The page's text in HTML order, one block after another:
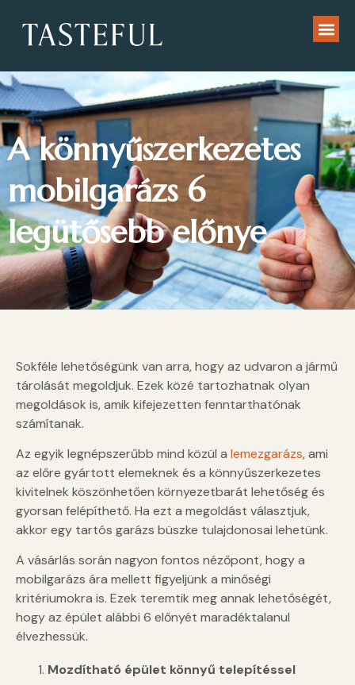
A könnyűszerkezetes
mobilgarázs 6
legütősebb előnye
Sokféle lehetőségünk van arra, hogy az udvaron a jármű
tárolását megoldjuk. Ezek közé tartozhatnak olyan
megoldások is, amik kifejezetten fenntarthatónak
számítanak.
Az egyik legnépszerűbb mind közül a lemezgarázs, ami
az előre gyártott elemeknek és a könnyűszerkezetes
kivitelnek köszönhetően környezetbarát lehetőség és
gyorsan felépíthető. Ha ezt a megoldást választjuk,
akkor egy tartós garázs büszke tulajdonosai lehetünk.
A vásárlás során nagyon fontos nézőpont, hogy a
mobilgarázs ára mellett figyeljünk a minőségi
kritériumokra is. Ezek teremtik meg annak lehetőségét,
hogy az épület alábbi 6 előnyét maradéktalanul
élvezhessük.
Mozdítható épület könnyű telepítéssel